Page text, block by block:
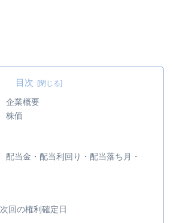
目次
企業概要
株価
当金・配当利回り・配当落ち月・
回の権利確定日